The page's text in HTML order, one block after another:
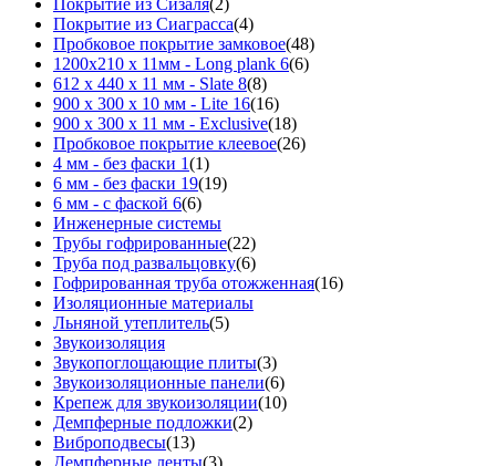
Покрытие из Сизаля(2)
Покрытие из Сиаграсса(4)
Пробковое покрытие замковое(48)
1200х210 х 11мм - Long plank 6(6)
612 х 440 х 11 мм - Slate 8(8)
900 х 300 х 10 мм - Lite 16(16)
900 х 300 х 11 мм - Exclusive(18)
Пробковое покрытие клеевое(26)
4 мм - без фаски 1(1)
6 мм - без фаски 19(19)
6 мм - с фаской 6(6)
Инженерные системы
Трубы гофрированные(22)
Труба под развальцовку(6)
Гофрированная труба отожженная(16)
Изоляционные материалы
Льняной утеплитель(5)
Звукоизоляция
Звукопоглощающие плиты(3)
Звукоизоляционные панели(6)
Крепеж для звукоизоляции(10)
Демпферные подложки(2)
Виброподвесы(13)